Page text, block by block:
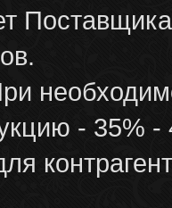
- 35% -